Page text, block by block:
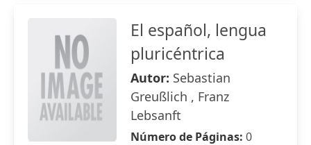
El español, lengua
pluricéntrica
Autor: Sebastian
Greußlich , Franz
Lebsanft
Número de Páginas: 0